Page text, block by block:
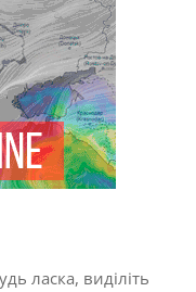
ласка, виділіть